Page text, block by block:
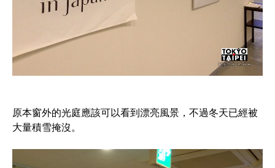
原本窗外的光庭應該可以看到漂亮風景，不過冬天已經被
大量積雪掩沒。